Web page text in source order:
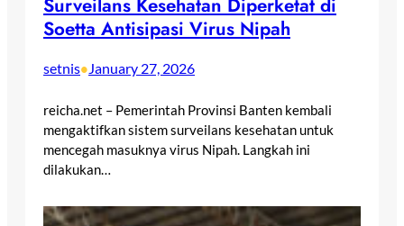
Soetta Antisipasi Virus Nipah
setnis• January 27, 2026
reicha.net – Pemerintah Provinsi Banten kembali
mengaktifkan sistem surveilans kesehatan untuk
mencegah masuknya virus Nipah. Langkah ini
dilakukan…